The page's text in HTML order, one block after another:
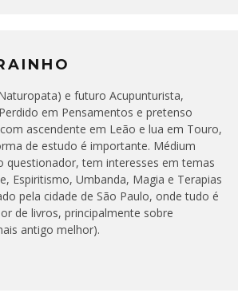
e futuro Acupunturista,
em Pensamentos e pretenso
ascendente em Leão e lua em Touro,
de estudo é importante. Médium
questionador, tem interesses em temas
Espiritismo, Umbanda, Magia e Terapias
pela cidade de São Paulo, onde tudo é
de livros, principalmente sobre
antigo melhor).